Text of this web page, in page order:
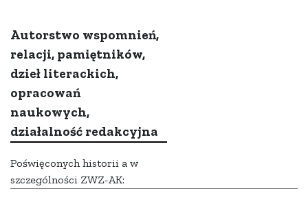
Autorstwo wspomnień,
relacji, pamiętników,
dzieł literackich,
opracowań
naukowych,
działalność redakcyjna
Poświęconych historii a w
szczególności ZWZ-AK: